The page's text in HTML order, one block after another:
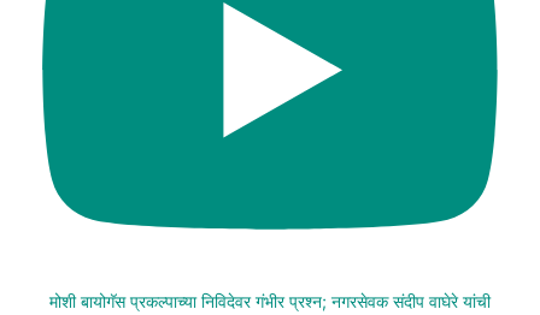
मोशी बायोगॅस प्रकल्पाच्या निविदेवर गंभीर प्रश्न; नगरसेवक संदीप वाघेरे यांची